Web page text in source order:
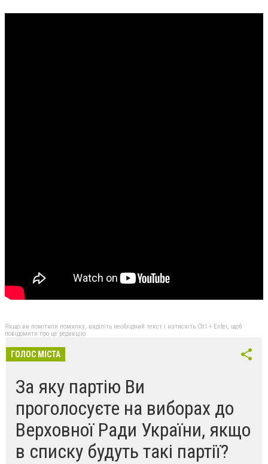
Якщо ви помітили помилку, виділіть необхідний текст і натисніть Ctrl + Enter, щоб
повідомити про це редакцію
ГОЛОС МІСТА
За яку партію Ви
проголосуєте на виборах до
Верховної Ради України, якщо
в списку будуть такі партії?